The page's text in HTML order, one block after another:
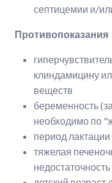
септицемии и/
Противопоказания
клиндамицину
веществ
беременность
необходимо по
период лактации
тяжелая
недостаточность